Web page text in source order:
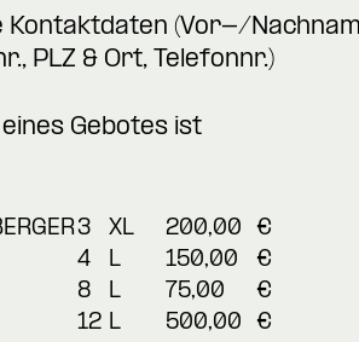
Kontaktdaten (Vor-/
PLZ & Ort, Telefonnr.)
Gebotes ist
3 XL 200,00
€
4 L 150,00
€
8 L 75,00
€
12 L 500,00
€